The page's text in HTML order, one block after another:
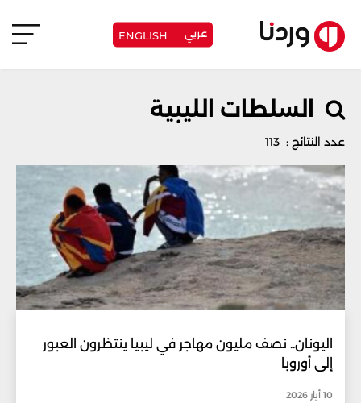
عربي ENGLISH
السلطات الليبية
عدد النتائج : 113
اليونان.. نصف مليون مهاجر في ليبيا ينتظرون العبور
إلى أوروبا
10 أيار 2026